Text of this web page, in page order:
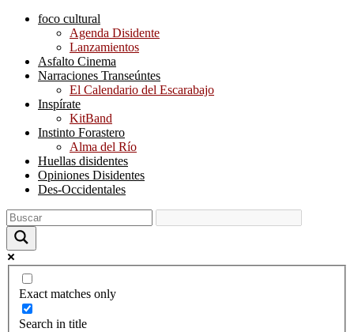
foco cultural
Agenda Disidente
Lanzamientos
Asfalto Cinema
Narraciones Transeúntes
El Calendario del Escarabajo
Inspírate
KitBand
Instinto Forastero
Alma del Río
Huellas disidentes
Opiniones Disidentes
Des-Occidentales
Exact matches only
Search in title